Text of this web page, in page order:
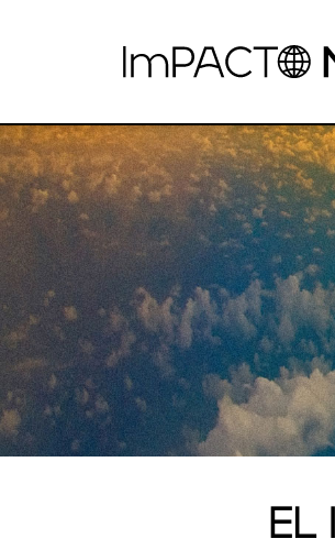
EL IMPACTO DE LAS
EL